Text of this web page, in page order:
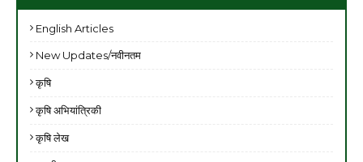
English Articles
New Updates/नवीनतम
कृषि
कृषि अभियांत्रिकी
कृषि लेख